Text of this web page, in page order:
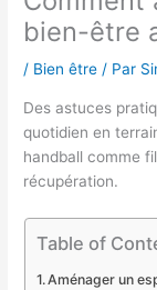
bien-être
/ Bien être / Par
Des astuces
quotidien en
handball comme
récupération.
Table of
Aménager un